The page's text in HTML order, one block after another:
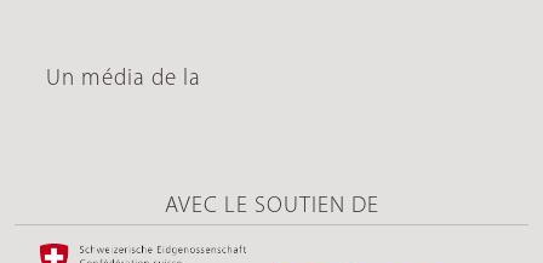
Un média de la
AVEC LE SOUTIEN DE